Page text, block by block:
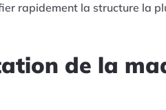
rapidement la structure la
de la